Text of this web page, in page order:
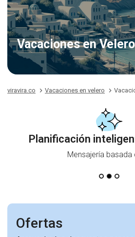
Vacaciones en
viravira.co Vacaciones en velero
Planificación
Mensajería basada
Ofertas